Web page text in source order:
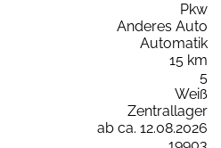
Pkw
Anderes Auto
Automatik
15 km
5
Weiß
Zentrallager
ab ca. 12.08.2026